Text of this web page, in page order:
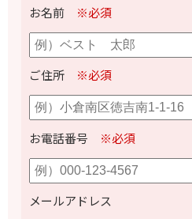
お名前 ※必須
ご住所 ※必須
お電話番号 ※必須
メールアドレス